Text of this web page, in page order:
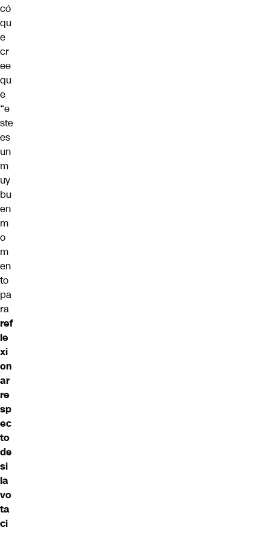
có
qu
e
cr
ee
qu
e
“e
ste
es
un
m
uy
bu
en
m
o
m
en
to
pa
ra
ref
le
xi
on
ar
re
sp
ec
to
de
si
la
vo
ta
ci